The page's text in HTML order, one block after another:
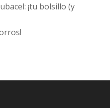
¡tu bolsillo (y